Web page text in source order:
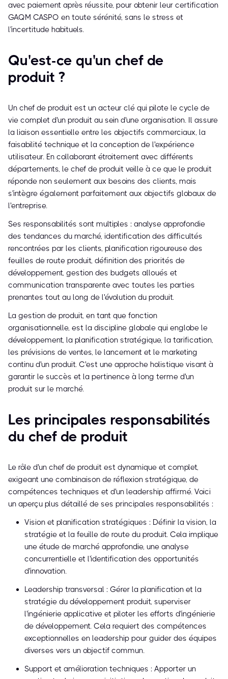
avec paiement après réussite, pour obtenir leur certification
GAQM CASPO en toute sérénité, sans le stress et
l'incertitude habituels.
Qu'est-ce qu'un chef de
produit ?
Un chef de produit est un acteur clé qui pilote le cycle de
vie complet d'un produit au sein d'une organisation. Il assure
la liaison essentielle entre les objectifs commerciaux, la
faisabilité technique et la conception de l'expérience
utilisateur. En collaborant étroitement avec différents
départements, le chef de produit veille à ce que le produit
réponde non seulement aux besoins des clients, mais
s'intègre également parfaitement aux objectifs globaux de
l'entreprise.
Ses responsabilités sont multiples : analyse approfondie
des tendances du marché, identification des difficultés
rencontrées par les clients, planification rigoureuse des
feuilles de route produit, définition des priorités de
développement, gestion des budgets alloués et
communication transparente avec toutes les parties
prenantes tout au long de l'évolution du produit.
La gestion de produit, en tant que fonction
organisationnelle, est la discipline globale qui englobe le
développement, la planification stratégique, la tarification,
les prévisions de ventes, le lancement et le marketing
continu d'un produit. C'est une approche holistique visant à
garantir le succès et la pertinence à long terme d'un
produit sur le marché.
Les principales responsabilités
du chef de produit
Le rôle d'un chef de produit est dynamique et complet,
exigeant une combinaison de réflexion stratégique, de
compétences techniques et d'un leadership affirmé. Voici
un aperçu plus détaillé de ses principales responsabilités :
Vision et planification stratégiques : Définir la vision, la
stratégie et la feuille de route du produit. Cela implique
une étude de marché approfondie, une analyse
concurrentielle et l'identification des opportunités
d'innovation.
Leadership transversal : Gérer la planification et la
stratégie du développement produit, superviser
l'ingénierie applicative et piloter les efforts d'ingénierie
de développement. Cela requiert des compétences
exceptionnelles en leadership pour guider des équipes
diverses vers un objectif commun.
Support et amélioration techniques : Apporter un